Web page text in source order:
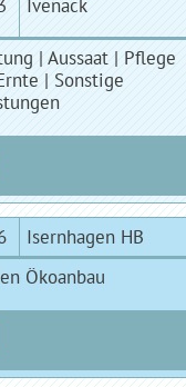
Ivenack
| Aussaat | Pflege
| Sonstige
Isernhagen HB
Ökoanbau